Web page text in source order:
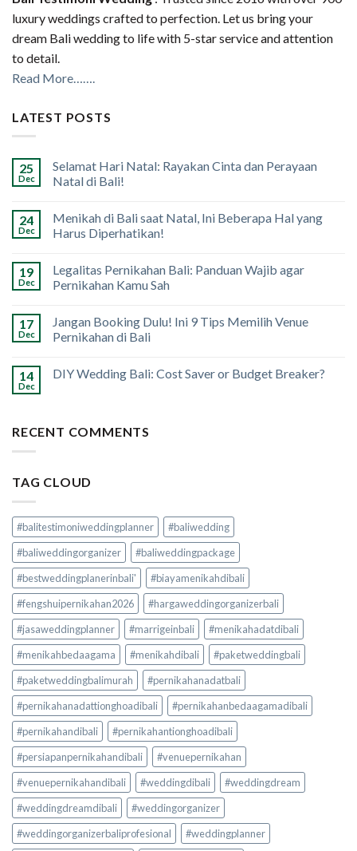
luxury weddings crafted to perfection. Let us bring your
dream Bali wedding to life with 5-star service and attention
to detail.
Read More…….
LATEST POSTS
25
Dec
Selamat Hari Natal: Rayakan Cinta dan Perayaan
Natal di Bali!
24
Dec
Menikah di Bali saat Natal, Ini Beberapa Hal yang
Harus Diperhatikan!
19
Dec
Legalitas Pernikahan Bali: Panduan Wajib agar
Pernikahan Kamu Sah
17
Dec
Jangan Booking Dulu! Ini 9 Tips Memilih Venue
Pernikahan di Bali
14
Dec
DIY Wedding Bali: Cost Saver or Budget Breaker?
RECENT COMMENTS
TAG CLOUD
#balitestimoniweddingplanner
#baliwedding
#baliweddingorganizer
#baliweddingpackage
#bestweddingplanerinbali'
#biayamenikahdibali
#fengshuipernikahan2026
#hargaweddingorganizerbali
#jasaweddingplanner
#marrigeinbali
#menikahadatdibali
#menikahbedaagama
#menikahdibali
#paketweddingbali
#paketweddingbalimurah
#pernikahanadatbali
#pernikahanadattionghoadibali
#pernikahanbedaagamadibali
#pernikahandibali
#pernikahantionghoadibali
#persiapanpernikahandibali
#venuepernikahan
#venuepernikahandibali
#weddingdibali
#weddingdream
#weddingdreamdibali
#weddingorganizer
#weddingorganizerbaliprofesional
#weddingplanner